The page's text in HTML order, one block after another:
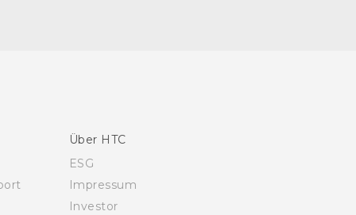
Über HTC
ESG
Impressum
Investor